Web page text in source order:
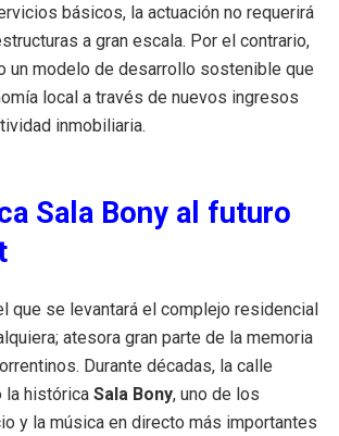
básicos, la actuación no requerirá
a gran escala. Por el contrario,
un modelo de desarrollo sostenible que
local a través de nuevos ingresos
inmobiliaria.
Sala Bony al futuro
que se levantará el complejo residencial
atesora gran parte de la memoria
. Durante décadas, la calle
la histórica Sala Bony, uno de los
y la música en directo más importantes